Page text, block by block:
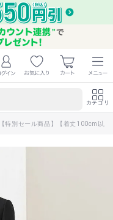
カテゴリ
【特別セール商品】【着丈100cm以